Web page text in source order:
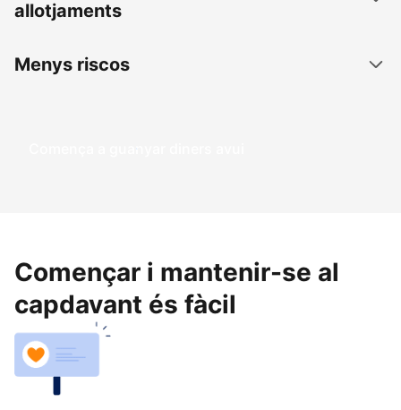
allotjaments
Menys riscos
Comença a guanyar diners avui
Començar i mantenir-se al
capdavant és fàcil